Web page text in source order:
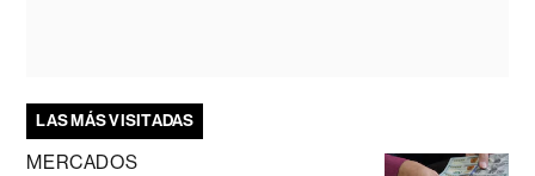
LAS MÁS VISITADAS
MERCADOS